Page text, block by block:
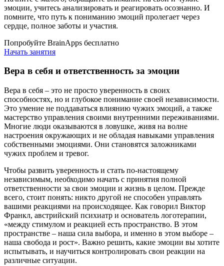
эмоции, учитесь анализировать и реагировать осознанно. И
помните, что путь к пониманию эмоций пролегает через
сердце, полное заботы и участия.
Попробуйте BrainApps бесплатно
Начать занятия
Вера в себя и ответственность за эмоции
Вера в себя – это не просто уверенность в своих
способностях, но и глубокое понимание своей независимости.
Это умение не поддаваться влиянию чужих эмоций, а также
мастерство управления своими внутренними переживаниями.
Многие люди оказываются в ловушке, живя на волне
настроения окружающих и не обладая навыками управления
собственными эмоциями. Они становятся заложниками
чужих проблем и тревог.
Чтобы развить уверенность и стать по-настоящему
независимым, необходимо начать с принятия полной
ответственности за свои эмоции и жизнь в целом. Прежде
всего, стоит понять: никто другой не способен управлять
вашими реакциями на происходящее. Как говорил Виктор
Франкл, австрийский психиатр и основатель логотерапии,
«между стимулом и реакцией есть пространство. В этом
пространстве – наша сила выбора, и именно в этом выборе –
наша свобода и рост». Важно решить, какие эмоции вы хотите
испытывать, и научиться контролировать свои реакции на
различные ситуации.